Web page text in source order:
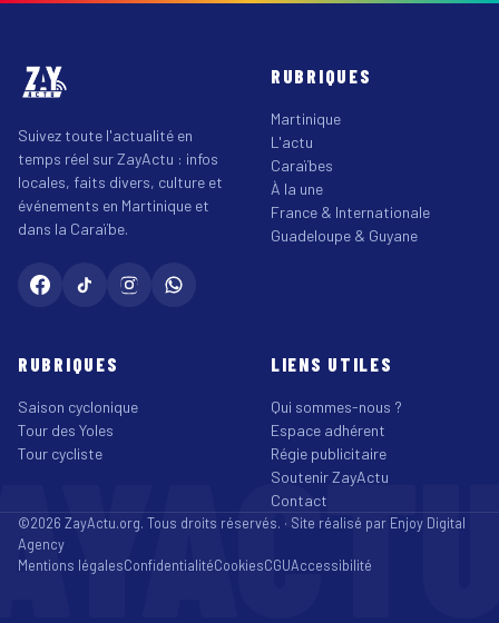
Suivez toute l'actualité en
temps réel sur ZayActu : infos
locales, faits divers, culture et
événements en Martinique et
dans la Caraïbe.
RUBRIQUES
Martinique
L'actu
Caraïbes
À la une
France & Internationale
Guadeloupe & Guyane
RUBRIQUES
Saison cyclonique
Tour des Yoles
Tour cycliste
LIENS UTILES
Qui sommes-nous ?
Espace adhérent
Régie publicitaire
Soutenir ZayActu
Contact
©2026 ZayActu.org. Tous droits réservés. · Site réalisé par Enjoy Digital
Agency
Mentions légalesConfidentialitéCookiesCGUAccessibilité